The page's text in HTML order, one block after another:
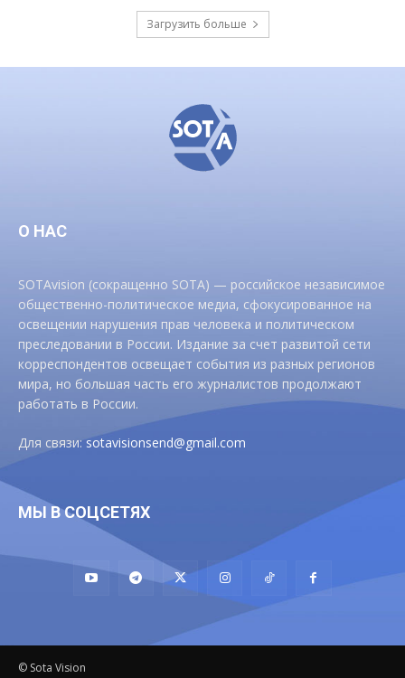
Загрузить больше
О НАС
SOTAvision (сокращенно SOTA) — российское независимое
общественно-политическое медиа, сфокусированное на
освещении нарушения прав человека и политическом
преследовании в России. Издание за счет развитой сети
корреспондентов освещает события из разных регионов
мира, но большая часть его журналистов продолжают
работать в России.
Для связи:sotavisionsend@gmail.com
МЫ В СОЦСЕТЯХ
© Sota Vision